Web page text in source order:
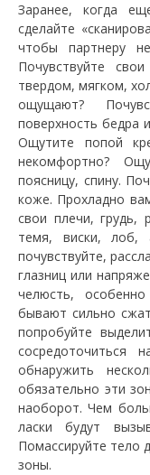
Заранее, когда
сделайте
чтобы партнеру
Почувствуйте
твердом, мягком,
ощущают?
поверхность бедра
Ощутите попой
некомфортно?
поясницу, спину.
коже. Прохладно
свои плечи, грудь,
темя, виски, лоб,
почувствуйте,
глазниц или
челюсть,
бывают сильно
попробуйте
обнаружить
обязательно эти
наоборот. Чем
ласки будут
Помассируйте тело
зоны.